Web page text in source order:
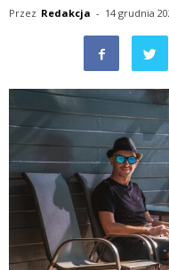
Przez Redakcja - 14 grudnia